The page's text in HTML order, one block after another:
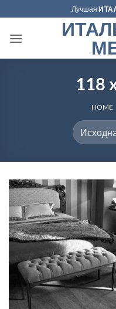
to
content
Лучшая
118
HOME